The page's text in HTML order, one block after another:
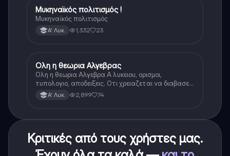
Ιστορία
Μυκηναϊκός πολιτισμός !
Μυκηναϊκός πολιτισμός
Α' Λυκ. 1,332 23
Μαθηματικά
Ολη η θεωρια Αλγεβρας
Ολη η θεωρια Αλγεβρα Α λυκειου, ορισμοι,
τυπολογιο, αποδειξεις. Οτι χρειαζεται να διαβασεις
για το θεωρητικο κομματι της αλγεβρας.
Α' Λυκ. 2,899 74
Κριτικές από τους χρήστες μας.